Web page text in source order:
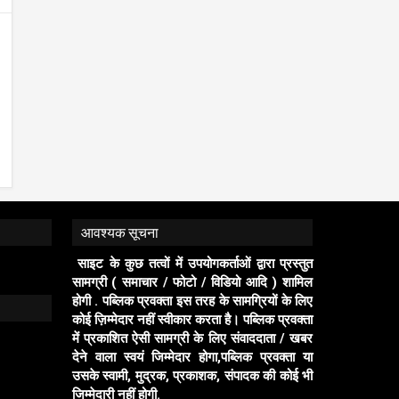
आवश्यक सूचना
साइट के कुछ तत्वों में उपयोगकर्ताओं द्वारा प्रस्तुत
सामग्री ( समाचार / फोटो / विडियो आदि ) शामिल
होगी . पब्लिक प्रवक्ता इस तरह के सामग्रियों के लिए
कोई ज़िम्मेदार नहीं स्वीकार करता है। पब्लिक प्रवक्ता
में प्रकाशित ऐसी सामग्री के लिए संवाददाता / खबर
देने वाला स्वयं जिम्मेदार होगा,पब्लिक प्रवक्ता या
उसके स्वामी, मुद्रक, प्रकाशक, संपादक की कोई भी
जिम्मेदारी नहीं होगी.